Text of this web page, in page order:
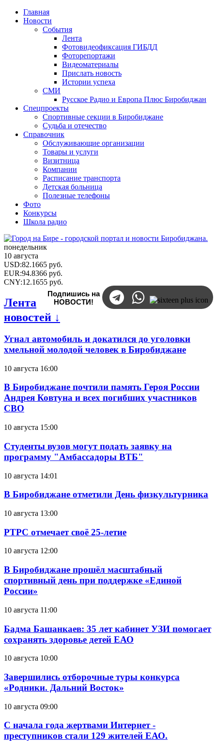
Главная
Новости
События
Лента
Фотовидеофиксация ГИБДД
Фоторепортажи
Видеоматериалы
Прислать новость
Истории успеха
СМИ
Русское Радио и Европа Плюс Биробиджан
Спецпроекты
Спортивные секции в Биробиджане
Судьба и отечество
Справочник
Обслуживающие организации
Товары и услуги
Визитница
Компании
Расписание транспорта
Детская больница
Полезные телефоны
Фото
Конкурсы
Школа радио
понедельник
10 августа
USD:82.1665 руб.
EUR:94.8366 руб.
CNY:12.1655 руб.
Подпишись на
НОВОСТИ!
Лента
новостей ↓
Угнал автомобиль и докатился до уголовки
хмельной молодой человек в Биробиджане
10 августа 16:00
В Биробиджане почтили память Героя России
Андрея Ковтуна и всех погибших участников
СВО
10 августа 15:00
Студенты вузов могут подать заявку на
программу "Амбассадоры ВТБ"
10 августа 14:01
В Биробиджане отметили День физкультурника
10 августа 13:00
РТРС отмечает своё 25-летие
10 августа 12:00
В Биробиджане прошёл масштабный
спортивный день при поддержке «Единой
России»
10 августа 11:00
Бадма Башанкаев: 35 лет кабинет УЗИ помогает
сохранять здоровье детей ЕАО
10 августа 10:00
Завершились отборочные туры конкурса
«Родники. Дальний Восток»
10 августа 09:00
С начала года жертвами Интернет -
преступников стали 129 жителей ЕАО.